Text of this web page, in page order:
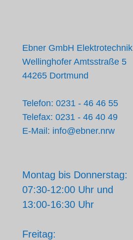
Ebner GmbH Elektrotechnik
Wellinghofer Amtsstraße 5
44265 Dortmund
Telefon: 0231 - 46 46 55
Telefax: 0231 - 46 40 49
E-Mail: info@ebner.nrw
Montag bis Donnerstag:
07:30-12:00 Uhr und
13:00-16:30 Uhr
Freitag: